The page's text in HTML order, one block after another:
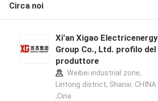
Circa noi
Xi'an Xigao Electricenergy
Group Co., Ltd. profilo del
produttore
Weibei industrial zone,
Lintong district, Shanxi. CHINA
,Cina